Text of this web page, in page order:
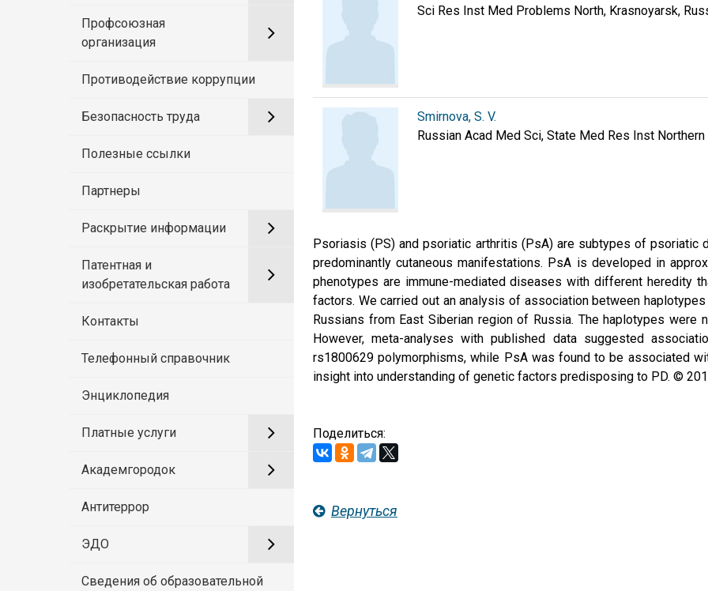
Профсоюзная
организация
Противодействие коррупции
Безопасность труда
Полезные ссылки
Партнеры
Раскрытие информации
Патентная и
изобретательская работа
Контакты
Телефонный справочник
Энциклопедия
Платные услуги
Академгородок
Антитеррор
ЭДО
Сведения об образовательной
Sci Res Inst Med Problems North, Krasnoyarsk,
Smirnova, S. V.
Russian Acad Med Sci, State Med Res Inst
Psoriasis (PS) and psoriatic arthritis (PsA) are subtypes of psoriatic
predominantly cutaneous manifestations. PsA is developed in
phenotypes are immune-mediated diseases with different heredity
factors. We carried out an analysis of association between
Russians from East Siberian region of Russia. The haplotypes
However, meta-analyses with published data suggested
rs1800629 polymorphisms, while PsA was found to be associated
insight into understanding of genetic factors predisposing to PD. ©
Поделиться:
Вернуться